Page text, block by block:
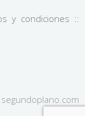
y condiciones ::
segundoplano .com